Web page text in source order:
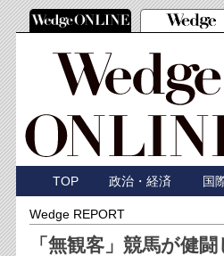
TOP 政治・経済 国
Wedge REPORT
「無観客」競馬が健